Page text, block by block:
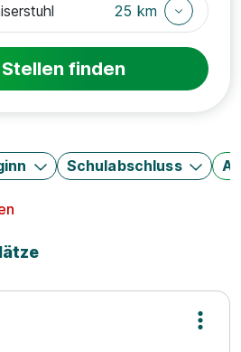
25 km
finden
Schulabschluss